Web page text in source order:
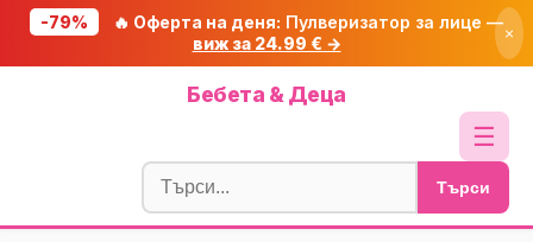
-79% 🔥 Оферта на деня: Пулверизатор за лице —
виж за 24.99 € →
×
Бебета & Деца
☰
Блог
🧮 Калкулатори
Търси